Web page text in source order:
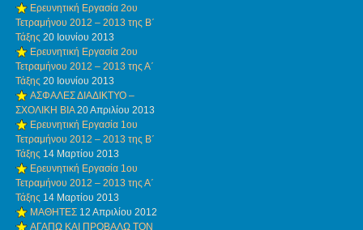
Ερευνητική Εργασία 2ου
Τετραμήνου 2012 – 2013 της Β΄
Τάξης 20 Ιουνίου 2013
Ερευνητική Εργασία 2ου
Τετραμήνου 2012 – 2013 της Α΄
Τάξης 20 Ιουνίου 2013
ΑΣΦΑΛΕΣ ΔΙΑΔΙΚΤΥΟ –
ΣΧΟΛΙΚΗ ΒΙΑ 20 Απριλίου 2013
Ερευνητική Εργασία 1ου
Τετραμήνου 2012 – 2013 της Β΄
Τάξης 14 Μαρτίου 2013
Ερευνητική Εργασία 1ου
Τετραμήνου 2012 – 2013 της Α΄
Τάξης 14 Μαρτίου 2013
ΜΑΘΗΤΕΣ 12 Απριλίου 2012
ΑΓΑΠΩ ΚΑΙ ΠΡΟΒΑΛΩ ΤΟΝ